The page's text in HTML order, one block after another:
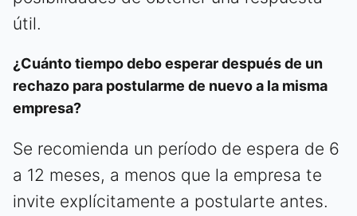
útil.
¿Cuánto tiempo debo esperar después de un
rechazo para postularme de nuevo a la misma
empresa?
Se recomienda un período de espera de 6
a 12 meses, a menos que la empresa te
invite explícitamente a postularte antes.